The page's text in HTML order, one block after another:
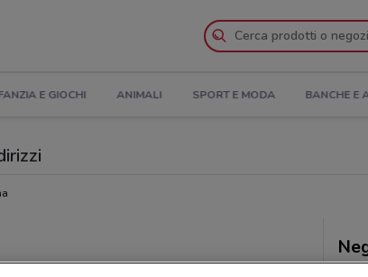
E GIOCHI ANIMALI SPORT E MODA BANCHE E